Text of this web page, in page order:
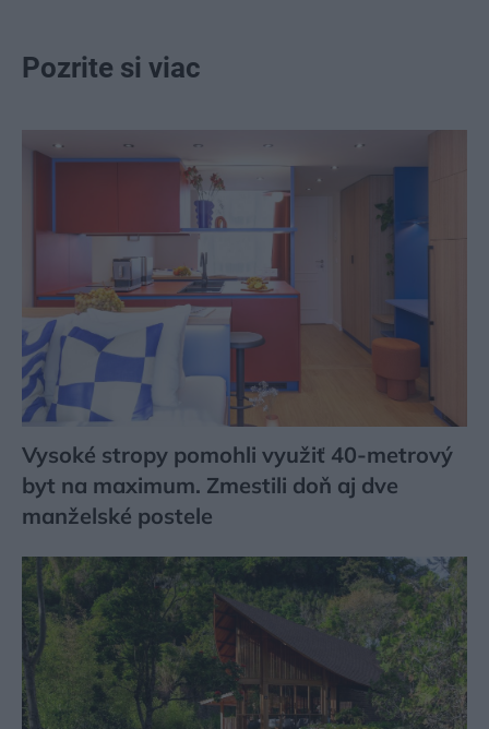
Pozrite si viac
Vysoké stropy pomohli využiť 40-metrový
byt na maximum. Zmestili doň aj dve
manželské postele